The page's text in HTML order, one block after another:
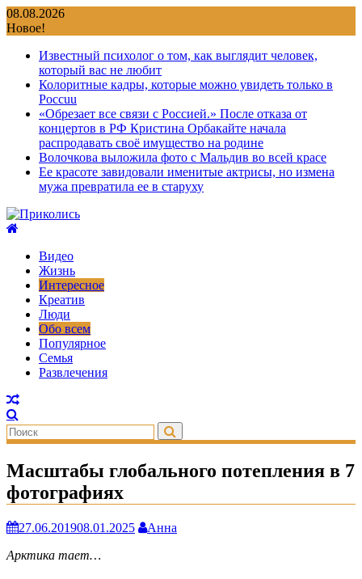
Перейти
к
08.08.2026
Новое!
Известный психолог о том, как выглядит человек,
который вас не любит
Колоритные кадры, которые можно увидеть только в
Россuu
«Обрезает все связи с Россией.» После отказа от
концертов в РФ Кристина Орбакайте начала
распродавать своё имущество на родине
Волочкова выложила фото с Мальдив во всей красе
Ее красоте завидовали именитые актрисы, но измена
мужа превратила ее в старуху
Видео
Жизнь
Интересное
Креатив
Люди
Обо всем
Популярное
Семья
Развлечения
Масштабы глобального потепления в 7
фотографиях
27.06.201908.01.2025
Анна
Арктика тает…